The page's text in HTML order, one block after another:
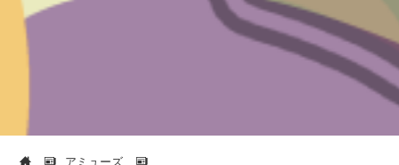
アミューズ